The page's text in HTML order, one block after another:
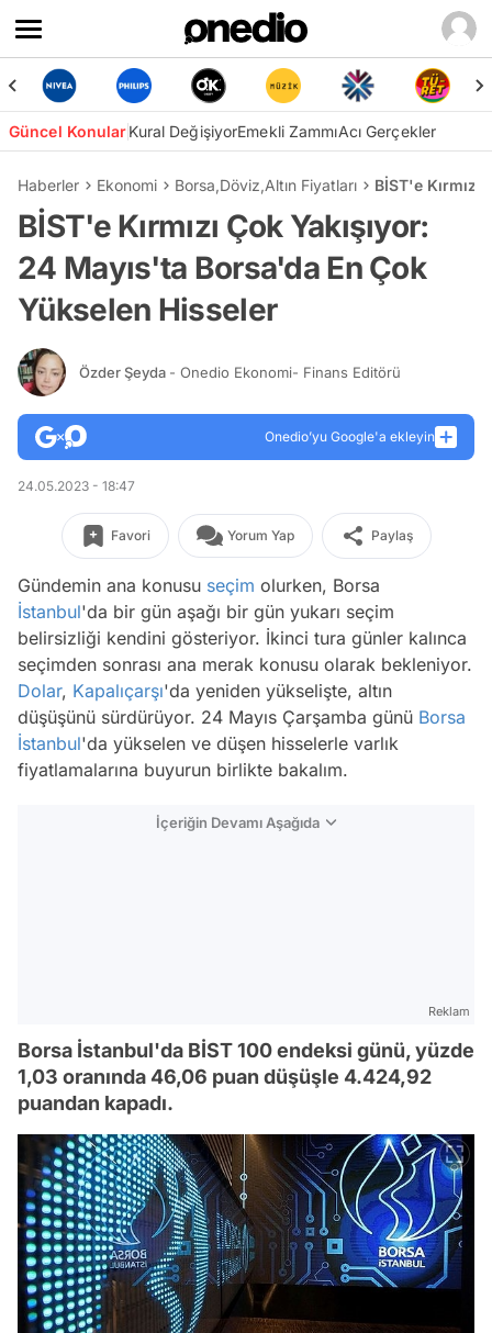
Güncel KonularKural DeğişiyorEmekli ZammıAcı Gerçekler
Haberler Ekonomi Borsa,Döviz,Altın Fiyatları BİST'e
BİST'e Kırmızı Çok Yakışıyor:
24 Mayıs'ta Borsa'da En Çok
Yükselen Hisseler
Özder Şeyda - Onedio Ekonomi- Finans Editörü
Onedio’yu Google'a ekleyin
24.05.2023 - 18:47
Favori Yorum Yap Paylaş
Gündemin ana konusu seçim olurken, Borsa
İstanbul'da bir gün aşağı bir gün yukarı seçim
belirsizliği kendini gösteriyor. İkinci tura günler kalınca
seçimden sonrası ana merak konusu olarak bekleniyor.
Dolar, Kapalıçarşı'da yeniden yükselişte, altın
düşüşünü sürdürüyor. 24 Mayıs Çarşamba günü Borsa
İstanbul'da yükselen ve düşen hisselerle varlık
fiyatlamalarına buyurun birlikte bakalım.
İçeriğin Devamı Aşağıda
Reklam
Borsa İstanbul'da BİST 100 endeksi günü, yüzde
1,03 oranında 46,06 puan düşüşle 4.424,92
puandan kapadı.